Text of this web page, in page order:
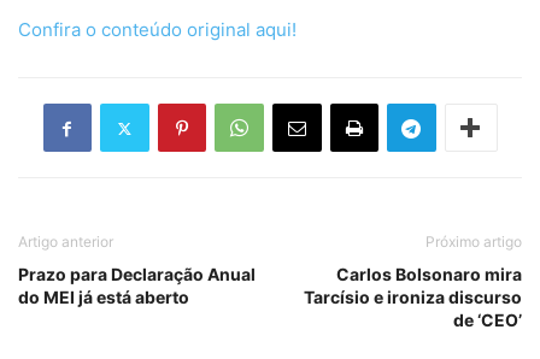
Confira o conteúdo original aqui!
Artigo anterior
Prazo para Declaração Anual
do MEI já está aberto
Próximo artigo
Carlos Bolsonaro mira
Tarcísio e ironiza discurso
de ‘CEO’